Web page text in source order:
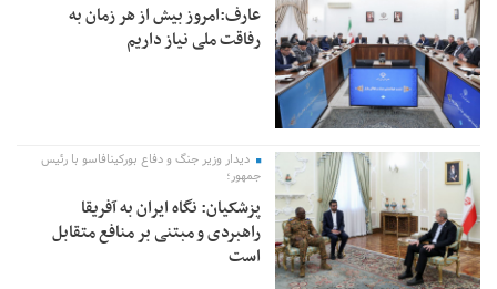
عارف:امروز بیش از هر زمان به
رفاقت ملی نیاز داریم
دیدار وزیر جنگ و دفاع بورکینافاسو با رئیس
جمهور؛
پزشکیان: نگاه ایران به آفریقا
راهبردی و مبتنی بر منافع متقابل
است